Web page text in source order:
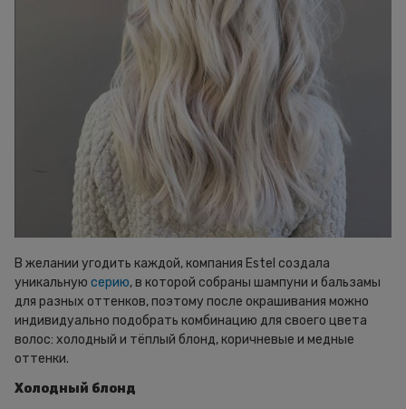
В желании угодить каждой, компания Estel создала
уникальную серию, в которой собраны шампуни и бальзамы
для разных оттенков, поэтому после окрашивания можно
индивидуально подобрать комбинацию для своего цвета
волос: холодный и тёплый блонд, коричневые и медные
оттенки.
Холодный блонд